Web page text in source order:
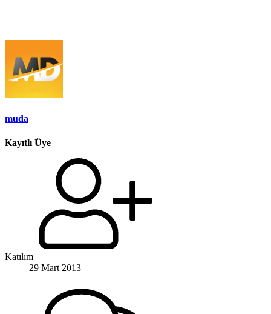
muda
Kayıtlı Üye
Katılım
29 Mart 2013